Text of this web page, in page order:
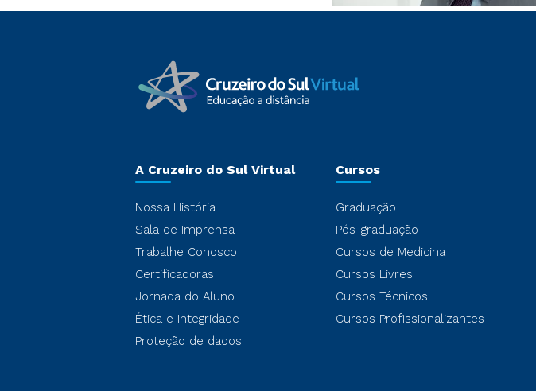
A Cruzeiro do Sul Virtual
Nossa História
Sala de Imprensa
Trabalhe Conosco
Certificadoras
Jornada do Aluno
Ética e Integridade
Proteção de dados
Cursos
Graduação
Pós-graduação
Cursos de Medicina
Cursos Livres
Cursos Técnicos
Cursos Profissionalizantes